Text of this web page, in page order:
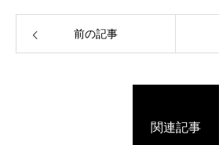
前の記事
関連記事